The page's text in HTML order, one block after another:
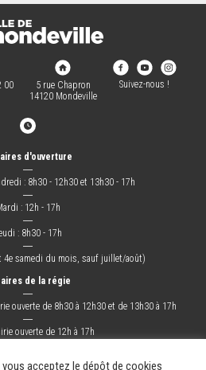
00
5 rue Chapron
14120 Mondeville
Suivez-nous !
d'ouverture
―
: 8h30 - 12h30 et 13h30 - 17h
―
: 12h - 17h
―
: 8h30 - 17h
―
4e samedi du mois, sauf juillet/août)
de la régie
―
ouverte de 8h30 à 12h30 et de 13h30 à 17h
―
ouverte de 12h à 17h
acceptez le dépôt de cookies